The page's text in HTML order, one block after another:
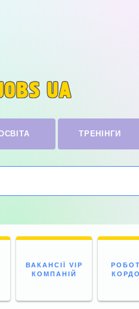
UA
ТРЕНІНГИ
ВАКАНСІЇ VIP
КОМПАНІЙ